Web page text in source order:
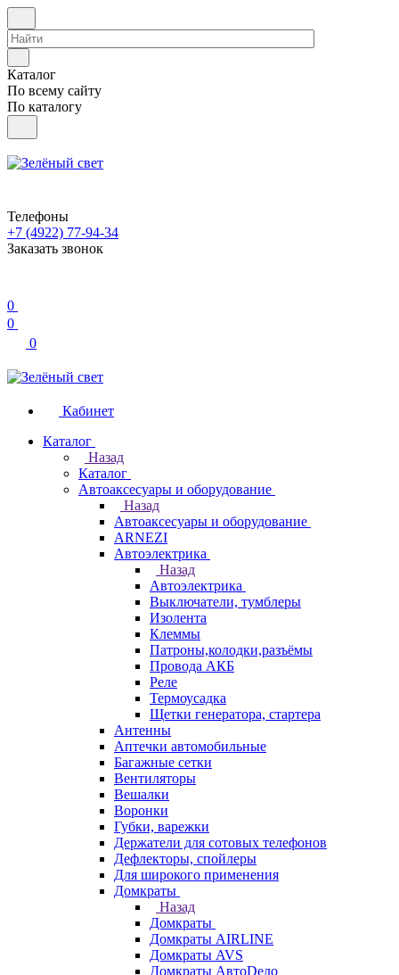
Каталог
По всему сайту
По каталогу
Телефоны
+7 (4922) 77-94-34
Заказать звонок
0
0
0
Кабинет
Каталог
Назад
Каталог
Автоаксесуары и оборудование
Назад
Автоаксесуары и оборудование
ARNEZI
Автоэлектрика
Назад
Автоэлектрика
Выключатели, тумблеры
Изолента
Клеммы
Патроны,колодки,разъёмы
Провода АКБ
Реле
Термоусадка
Щетки генератора, стартера
Антенны
Аптечки автомобильные
Багажные сетки
Вентиляторы
Вешалки
Воронки
Губки, варежки
Держатели для сотовых телефонов
Дефлекторы, спойлеры
Для широкого применения
Домкраты
Назад
Домкраты
Домкраты AIRLINE
Домкраты AVS
Домкраты АвтоDело